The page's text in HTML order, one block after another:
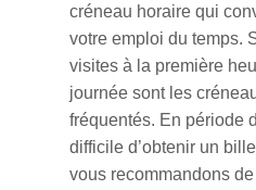
créneau horaire qui
votre emploi du temps.
visites à la première
journée sont les
fréquentés. En période
difficile d’obtenir un
vous recommandons